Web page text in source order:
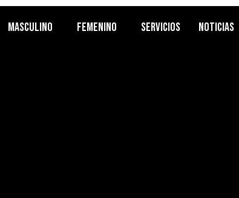
Masculino Femenino Servicios Noticias